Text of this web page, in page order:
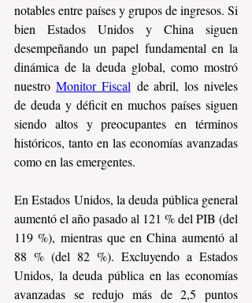
notables entre países y grupos de ingresos. Si
bien Estados Unidos y China siguen
desempeñando un papel fundamental en la
dinámica de la deuda global, como mostró
nuestro Monitor Fiscal de abril, los niveles
de deuda y déficit en muchos países siguen
siendo altos y preocupantes en términos
históricos, tanto en las economías avanzadas
como en las emergentes.
En Estados Unidos, la deuda pública general
aumentó el año pasado al 121 % del PIB (del
119 %), mientras que en China aumentó al
88 % (del 82 %). Excluyendo a Estados
Unidos, la deuda pública en las economías
avanzadas se redujo más de 2,5 puntos